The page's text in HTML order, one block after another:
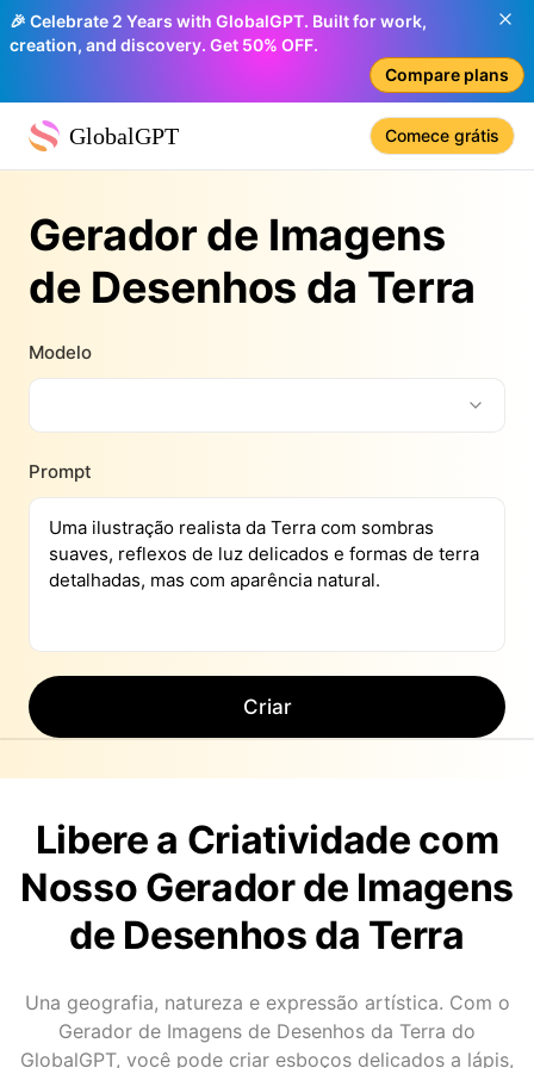
🎉 Celebrate 2 Years with GlobalGPT. Built for work,
creation, and discovery. Get 50% OFF.
Compare plans
GlobalGPT Comece grátis
Gerador de Imagens
de Desenhos da Terra
Modelo
Prompt
Criar
Libere a Criatividade com
Nosso Gerador de Imagens
de Desenhos da Terra
Una geografia, natureza e expressão artística. Com o
Gerador de Imagens de Desenhos da Terra do
GlobalGPT, você pode criar esboços delicados a lápis,